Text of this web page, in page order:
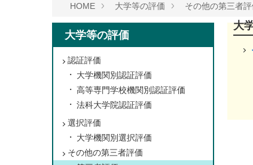
HOME 大学等の評価 その他の第三者評
大
大学等の評価
認証評価
大学機関別認証評価
高等専門学校機関別認証評価
法科大学院認証評価
選択評価
大学機関別選択評価
その他の第三者評価